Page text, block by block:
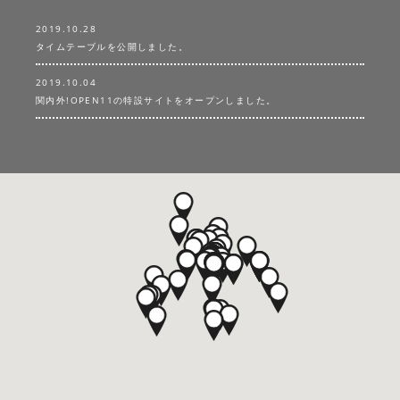
2019.10.28
タイムテーブルを公開しました。
2019.10.04
関内外!OPEN11の特設サイトをオープンしました。